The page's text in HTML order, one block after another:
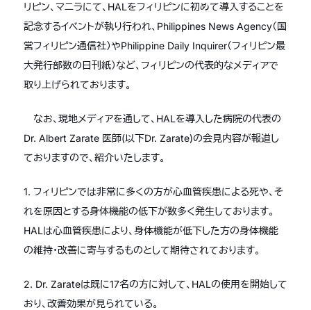
リピン、マニラにて、HALをフィリピンに初めて導入することを
記念するイベントが執り行われ、Philippines News Agency（国
営フィリピン通信社）やPhilippine Daily Inquirer（フィリピン最
大発行部数の日刊紙）など、フィリピンの代表的なメディアで
取り上げられております。
なお、現地メディアを通して、HALを導入した病院の代表の
Dr. Albert Zarate 医師(以下Dr. Zarate)の会見内容が報道し
ておりますので、紹介いたします。
1. フィリピンでは非常に多くの方が心血管疾患による死や、そ
れを原因とする身体機能の低下が数多く発生しております。
HALは心血管疾患により、身体機能が低下した方の身体機能
の維持・改善に寄与するものとして期待されております。
2. Dr. Zarateは既に17名の方に対して、HALの使用を開始して
おり、改善効果が見られている。